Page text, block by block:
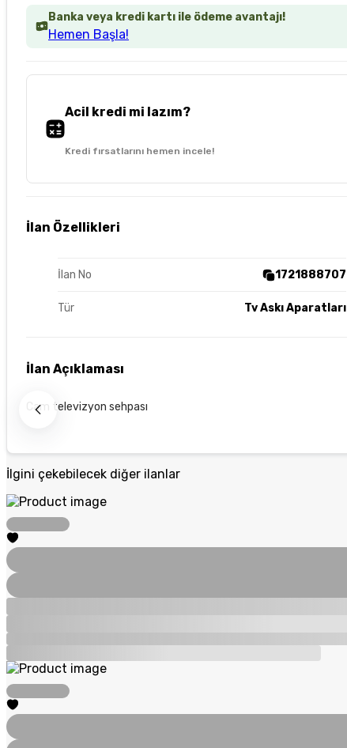
Banka veya kredi kartı ile ödeme avantajı!
Hemen Başla!
Acil kredi mi lazım?
Kredi fırsatlarını hemen incele!
İlan Özellikleri
İlan No 1721888707
Tür Tv Askı Aparatları
İlan Açıklaması
Cam televizyon sehpası
İlgini çekebilecek diğer ilanlar